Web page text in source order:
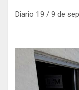
i
t
c
e
k
Diario 19 / 9 de